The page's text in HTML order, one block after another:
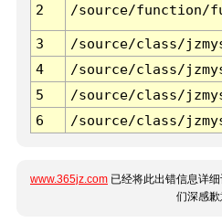
2 /source/function/
3 /source/class/
4
/source/class/
5
/source/class/
6
/source/class/
www.365jz.com 已经将此出错信息详
们深感歉